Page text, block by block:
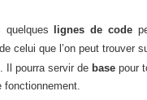
quelques
lignes de code
celui que l’on peut trouver
Il pourra servir de base pour
fonctionnement.